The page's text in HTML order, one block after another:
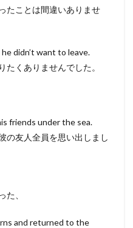
たことは間違いありませ
didn’t want to leave.
くありませんでした。
friends under the sea.
の友人全員を思い出しまし
た、
and returned to the